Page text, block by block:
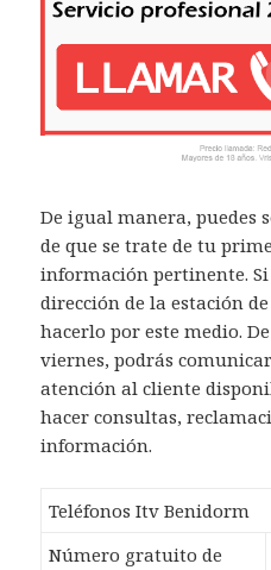
De igual manera, puedes
de que se trate de tu
información pertinente.
dirección de la estación
hacerlo por este medio.
viernes, podrás
atención al cliente
hacer consultas,
información.
Teléfonos Itv Benidorm
Número gratuito de